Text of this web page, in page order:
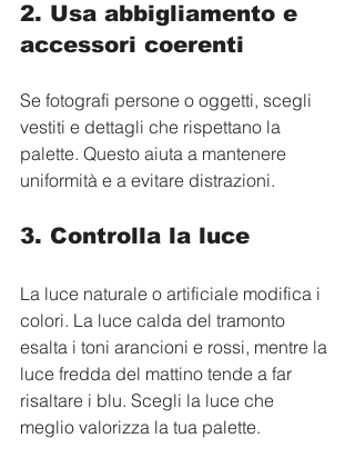
2. Usa abbigliamento e
accessori coerenti
Se fotografi persone o oggetti, scegli
vestiti e dettagli che rispettano la
palette. Questo aiuta a mantenere
uniformità e a evitare distrazioni.
3. Controlla la luce
La luce naturale o artificiale modifica i
colori. La luce calda del tramonto
esalta i toni arancioni e rossi, mentre la
luce fredda del mattino tende a far
risaltare i blu. Scegli la luce che
meglio valorizza la tua palette.